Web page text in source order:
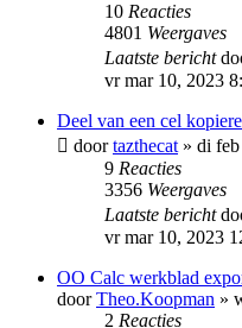
10 Reacties
4801 Weergaves
Laatste bericht
vr mar 10, 2023
Deel van een cel
doortazthecat » di
9 Reacties
3356 Weergaves
Laatste bericht
vr mar 10, 2023
OO Calc werkblad
doorTheo.Koopman »
2 Reacties